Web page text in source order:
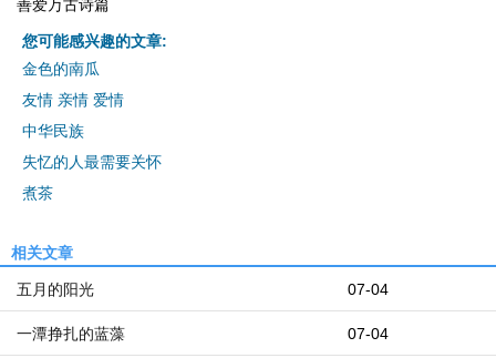
善爱万古诗篇
您可能感兴趣的文章:
金色的南瓜
友情 亲情 爱情
中华民族
失忆的人最需要关怀
煮茶
相关文章
07-04
五月的阳光
07-04
一潭挣扎的蓝藻